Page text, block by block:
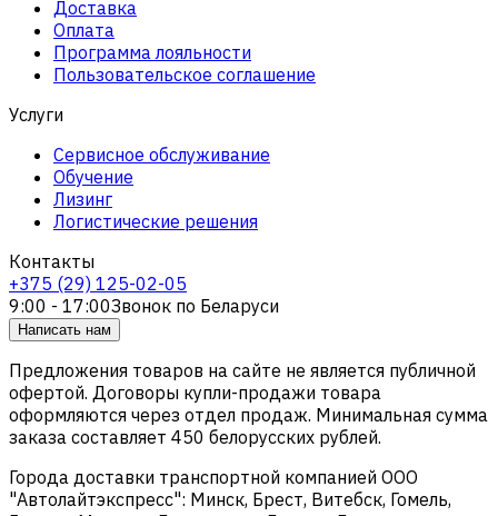
Доставка
Оплата
Программа лояльности
Пользовательское соглашение
Услуги
Сервисное обслуживание
Обучение
Лизинг
Логистические решения
Контакты
+375 (29) 125-02-05
9:00 - 17:00Звонок по Беларуси
Написать нам
Предложения товаров на сайте не является публичной
офертой. Договоры купли-продажи товара
оформляются через отдел продаж. Минимальная сумма
заказа составляет 450 белорусских рублей.
Города доставки транспортной компанией ООО
"Автолайтэкспресс": Минск, Брест, Витебск, Гомель,